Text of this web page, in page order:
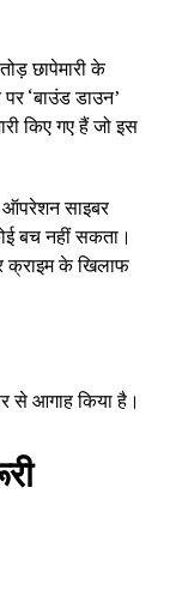
छापेमारी के
‘बाउंड डाउन’
किए गए हैं जो इस
ऑपरेशन साइबर
बच नहीं सकता।
क्राइम के खिलाफ
से आगाह किया है।